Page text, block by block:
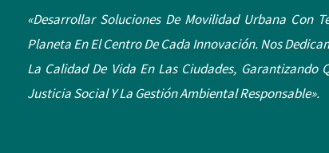
«Desarrollar Soluciones De Movilidad Urbana Con
Planeta En El Centro De Cada Innovación. Nos
La Calidad De Vida En Las Ciudades, Garantizando
Justicia Social Y La Gestión Ambiental Responsable».